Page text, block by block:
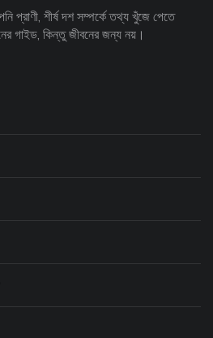
প্রাণী, শীর্ষ দশ সম্পর্কে তথ্য খুঁজে পেতে
গাইড, কিন্তু জীবনের জন্য নয়।